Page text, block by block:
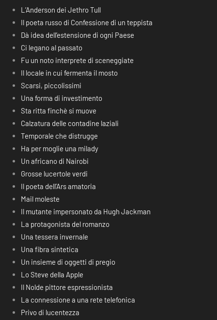
L’Anderson dei Jethro Tull
Il poeta russo di Confessione di un teppista
Dà idea dell’estensione di ogni Paese
Ci legano al passato
Fu un noto interprete di sceneggiate
Il locale in cui fermenta il mosto
Scarsi, piccolissimi
Una forma di investimento
Sta ritta finchè si muove
Calzatura delle contadine laziali
Temporale che distrugge
Ha per moglie una milady
Un africano di Nairobi
Grosse lucertole verdi
Il poeta dell’Ars amatoria
Mail moleste
Il mutante impersonato da Hugh Jackman
La protagonista del romanzo
Una tessera invernale
Una fibra sintetica
Un insieme di oggetti di pregio
Lo Steve della Apple
Il Nolde pittore espressionista
La connessione a una rete telefonica
Privo di lucentezza